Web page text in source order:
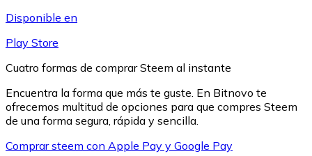
Disponible en
Play Store
Cuatro formas de comprar Steem al instante
Encuentra la forma que más te guste. En Bitnovo te
ofrecemos multitud de opciones para que compres Steem
de una forma segura, rápida y sencilla.
Comprar steem con Apple Pay y Google Pay